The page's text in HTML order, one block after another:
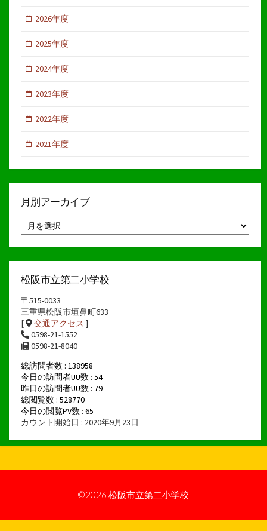
2026年度
2025年度
2024年度
2023年度
2022年度
2021年度
月別アーカイブ
別
ア
イ
松阪市立第二小学校
〒515-0033
三重県松阪市垣鼻町633
[
交通アクセス ]
0598-21-1552
0598-21-8040
総訪問者数 : 138958
今日の訪問者UU数 : 54
昨日の訪問者UU数 : 79
総閲覧数 : 528770
今日の閲覧PV数 : 65
カウント開始日 : 2020年9月23日
©2026 松阪市立第二小学校